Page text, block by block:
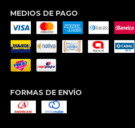
MEDIOS DE PAGO
FORMAS DE ENVÍO